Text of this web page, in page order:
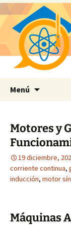
Menú
Motores y
19 diciembre,
corriente continua,
inducción, motor
Máquinas